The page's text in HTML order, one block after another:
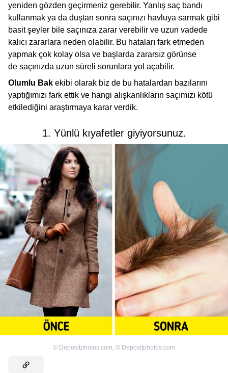
yeniden gözden geçirmeniz gerebilir. Yanlış saç bandı
kullanmak ya da duştan sonra saçınızı havluya sarmak gibi
basit şeyler bile saçınıza zarar verebilir ve uzun vadede
kalıcı zararlara neden olabilir. Bu hataları fark etmeden
yapmak çok kolay olsa ve başlarda zararsız görünse
de saçınızda uzun süreli sorunlara yol açabilir.
Olumlu Bak ekibi olarak biz de bu hatalardan bazılarını
yaptığımızı fark ettik ve hangi alışkanlıkların saçımızı kötü
etkilediğini araştırmaya karar verdik.
1. Yünlü kıyafetler giyiyorsunuz.
© Depositphotos.com, © Depositphotos.com